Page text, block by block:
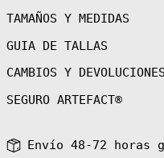
TAMAÑOS Y MEDIDAS
GUIA DE TALLAS
CAMBIOS Y DEVOLUCIONES
SEGURO ARTEFACT®
Envío 48-72 horas
Azerbaijan (AZN
Bahamas (BSD $)
Bahrain (EUR €)
৳)
Belarus (EUR €)